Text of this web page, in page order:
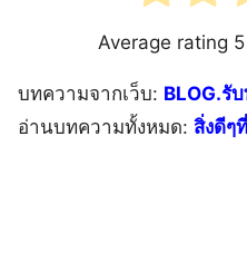
Average rating 5
บทความจากเว็บ: BLOG.รั
อ่านบทความทั้งหมด: สิ่งดีๆ